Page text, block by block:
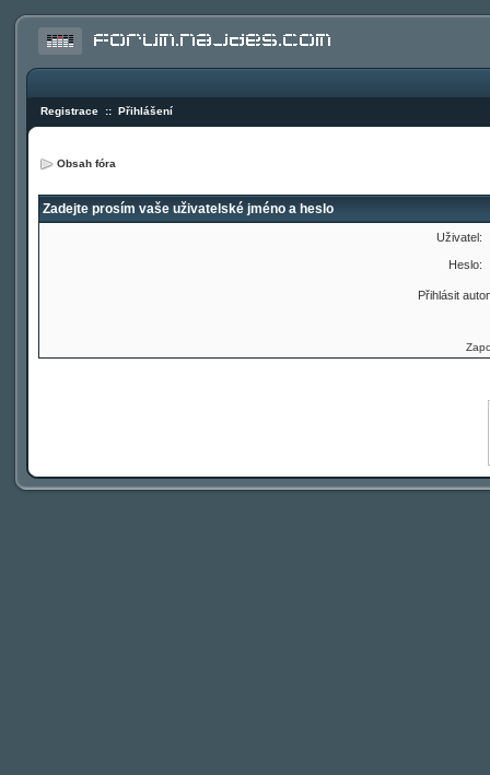
Registrace :: Přihlášení
Obsah fóra
Zadejte prosím vaše uživatelské jméno a heslo
Uživatel:
Heslo:
Přihlásit